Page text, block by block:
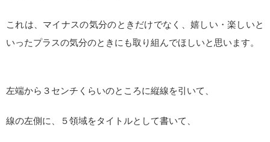
これは、マイナスの気分のときだけでなく、嬉しい・楽しいと
いったプラスの気分のときにも取り組んでほしいと思います。
左端から３センチくらいのところに縦線を引いて、
線の左側に、５領域をタイトルとして書いて、